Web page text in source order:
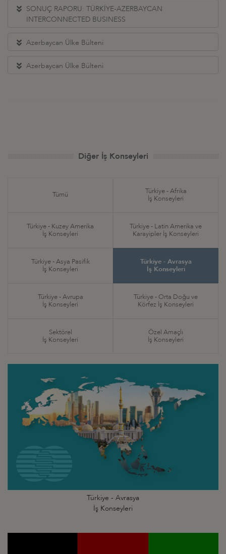
SONUÇ RAPORU: TÜRKİYE-AZERBAYCAN
INTERCONNECTED BUSINESS
Azerbaycan Ülke Bülteni
Azerbaycan Ülke Bülteni
Diğer İş Konseyleri
Tümü
Türkiye - Afrika
İş Konseyleri
Türkiye - Kuzey Amerika
İş Konseyleri
Türkiye - Latin Amerika ve
Karayipler İş Konseyleri
Türkiye - Asya Pasifik
İş Konseyleri
Türkiye - Avrasya
İş Konseyleri
Türkiye - Avrupa
İş Konseyleri
Türkiye - Orta Doğu ve
Körfez İş Konseyleri
Sektörel
İş Konseyleri
Özel Amaçlı
İş Konseyleri
Türkiye - Avrasya
İş Konseyleri